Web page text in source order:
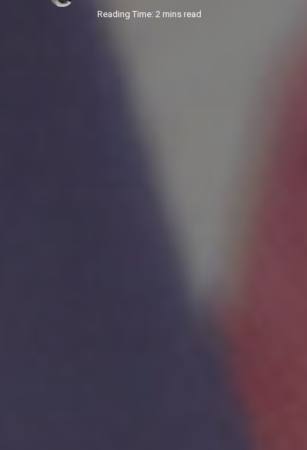
Reading Time: 2 mins read